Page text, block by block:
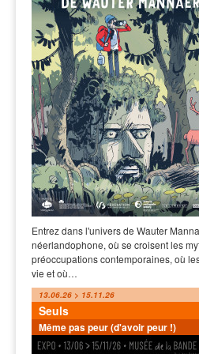
Entrez dans l'univers de Wauter
néerlandophone, où se croisent les
préoccupations contemporaines, où
vie et où…
13.06.26 > 15.11.26
Seuls
Même pas peur (d'avoir peur !)